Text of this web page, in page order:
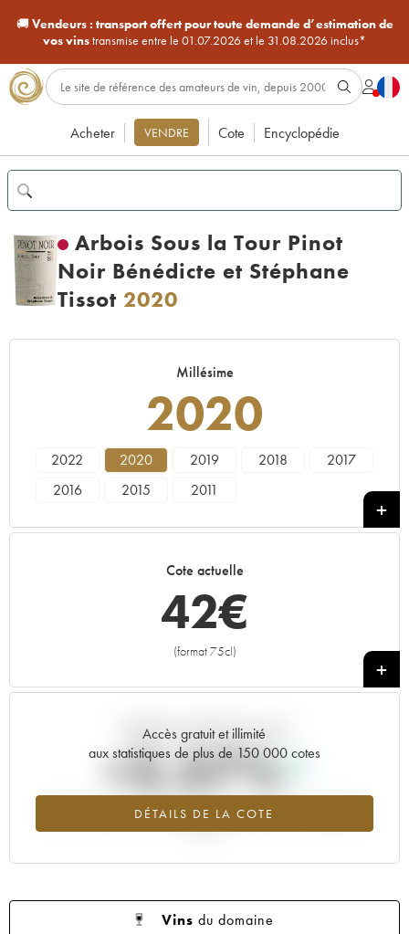
🚚Vendeurs : transport offert pour toute demande d’estimation de
vos vinstransmise entre le 01.07.2026 et le 31.08.2026 inclus*
Acheter VENDRE Cote Encyclopédie
Arbois Sous la Tour Pinot
Noir Bénédicte et Stéphane
Tissot 2020
Millésime
2020
2022 2020 2019 2018
2017
2016
2015 2011
Cote actuelle
42€
(format 75cl)
+
Accès gratuit et illimité
aux statistiques de plus de 150 000 cotes
DÉTAILS DE LA COTE
Tendance actuelle de la cote
+2.57%
Tendance à la hausse du millésime 2020 en 2026 par rapport à
Vins du domaine